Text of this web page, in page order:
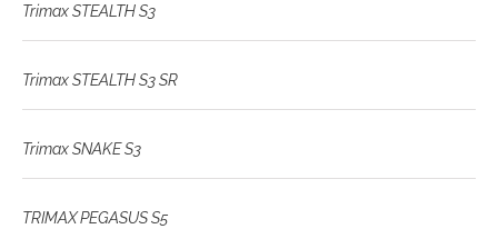
Trimax STEALTH S3
Trimax STEALTH S3 SR
Trimax SNAKE S3
TRIMAX PEGASUS S5